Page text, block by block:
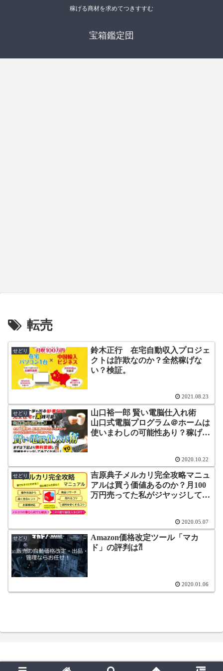
稼げる商材を求めてつきすすむ
宝箱鑑定団
転売
せどり
鈴木正行 在宅自動収入プロジェ
クトは詐欺なのか？全然稼げな
い？検証。
2021.08.23
せどり
山口裕一郎 賢い電脳仕入れ術
山口式電脳プログラム＠ホームは
使いまわしの可能性あり？稼げな
2020.10.22
せどり
吉原典子メルカリ完全攻略マニュ
アルは買う価値あるのか？月100
万円売ってた私がジヤッジしてみ
2020.05.07
せどり
Amazon価格改定ツール「マカ
ド」の評判は⁈
2020.01.06